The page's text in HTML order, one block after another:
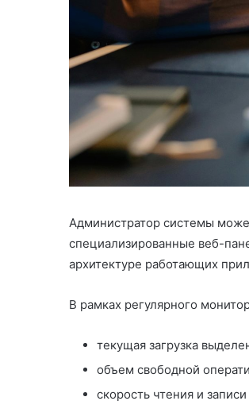
Администратор системы
специализированные веб-
архитектуре работающих
В рамках регулярного
текущая загрузка
объем свободной
скорость чтения и